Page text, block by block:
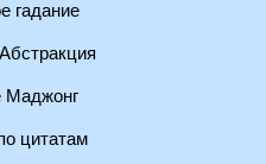
гадание
Маджонг
цитатам